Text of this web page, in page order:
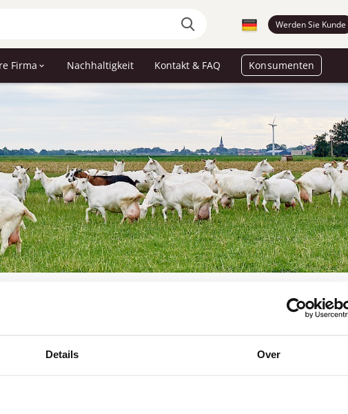
Details Over
Werden Sie Kunde
Firma Nachhaltigkeit Kontakt & FAQ Konsumenten